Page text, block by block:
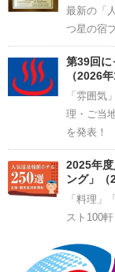
最新の「
つ星の宿
第39回に
（2026
「雰囲気
理・ご当
を発表！
2025年
ング」（
「料理」
スト100軒